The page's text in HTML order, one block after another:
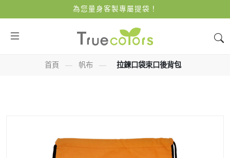
為您量身客製專屬提袋！
首頁 — 帆布 — 拉鍊口袋束口後背包